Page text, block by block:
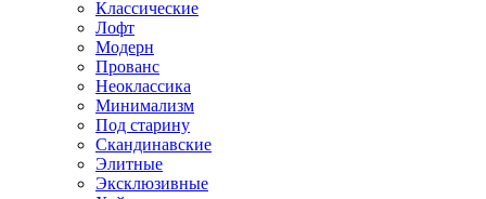
Классические
Лофт
Модерн
Прованс
Неоклассика
Минимализм
Под старину
Скандинавские
Элитные
Эксклюзивные